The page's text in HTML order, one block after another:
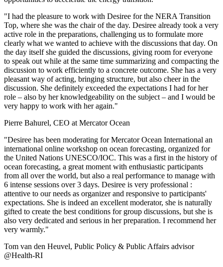
"I had the pleasure to work with Desiree for the NERA Transition
Top, where she was the chair of the day. Desiree already took a very
active role in the preparations, challenging us to formulate more
clearly what we wanted to achieve with the discussions that day. On
the day itself she guided the discussions, giving room for everyone
to speak out while at the same time summarizing and compacting the
discussion to work efficiently to a concrete outcome. She has a very
pleasant way of acting, bringing structure, but also cheer in the
discussion. She definitely exceeded the expectations I had for her
role – also by her knowledgeability on the subject – and I would be
very happy to work with her again."
Pierre Bahurel, CEO at Mercator Ocean
"Desiree has been moderating for Mercator Ocean International an
international online workshop on ocean forecasting, organized for
the United Nations UNESCO/IOC. This was a first in the history of
ocean forecasting, a great moment with enthusiastic participants
from all over the world, but also a real performance to manage with
6 intense sessions over 3 days. Desiree is very professional :
attentive to our needs as organizer and responsive to participants'
expectations. She is indeed an excellent moderator, she is naturally
gifted to create the best conditions for group discussions, but she is
also very dedicated and serious in her preparation. I recommend her
very warmly."
Tom van den Heuvel, Public Policy & Public Affairs advisor
@Health-RI